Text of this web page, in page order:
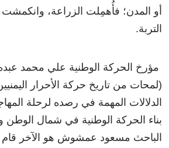
أو المدن؛ فأُهمِلت الزراعة،
التربة.
مؤرخ الحركة الوطنية علي محمد
(لمحات من تاريخ حركة الأحرار
الدلالات المهمة في رصده لرحلة
بناء الحركة الوطنية في شمال الوطن
الباحث مسعود عمشوش هو الآخر قام